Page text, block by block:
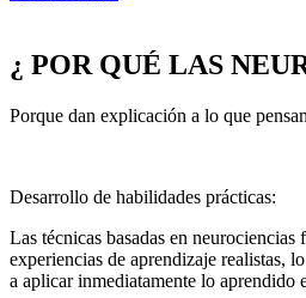
¿ POR QUÉ LAS
Porque dan explicación a lo que
Desarrollo de habilidades prácticas:
Las técnicas basadas en
experiencias de aprendizaje realistas,
a aplicar inmediatamente lo aprendido